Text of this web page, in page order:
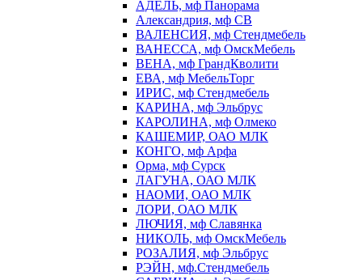
АДЕЛЬ, мф Панорама
Александрия, мф СВ
ВАЛЕНСИЯ, мф Стендмебель
ВАНЕССА, мф ОмскМебель
ВЕНА, мф ГрандКволити
ЕВА, мф МебельТорг
ИРИС, мф Стендмебель
КАРИНА, мф Эльбрус
КАРОЛИНА, мф Олмеко
КАШЕМИР, ОАО МЛК
КОНГО, мф Арфа
Орма, мф Сурск
ЛАГУНА, ОАО МЛК
НАОМИ, ОАО МЛК
ЛОРИ, ОАО МЛК
ЛЮЧИЯ, мф Славянка
НИКОЛЬ, мф ОмскМебель
РОЗАЛИЯ, мф Эльбрус
РЭЙН, мф.Стендмебель